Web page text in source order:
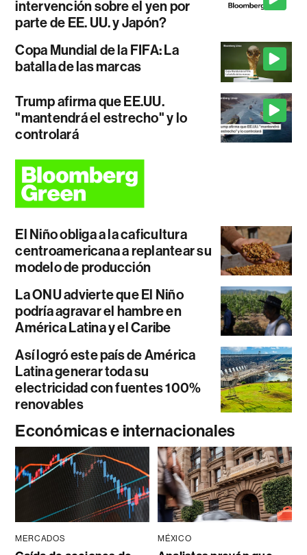
intervención sobre el yen por
parte de EE. UU. y Japón?
Copa Mundial de la FIFA: La
batalla de las marcas
Trump afirma que EE.UU.
"mantendrá el estrecho" y lo
controlará
El Niño obliga a la caficultura
centroamericana a replantear su
modelo de producción
La ONU advierte que El Niño
podría agravar el hambre en
América Latina y el Caribe
Así logró este país de América
Latina generar toda su
electricidad con fuentes 100%
renovables
Económicas e internacionales
MERCADOS MÉXICO